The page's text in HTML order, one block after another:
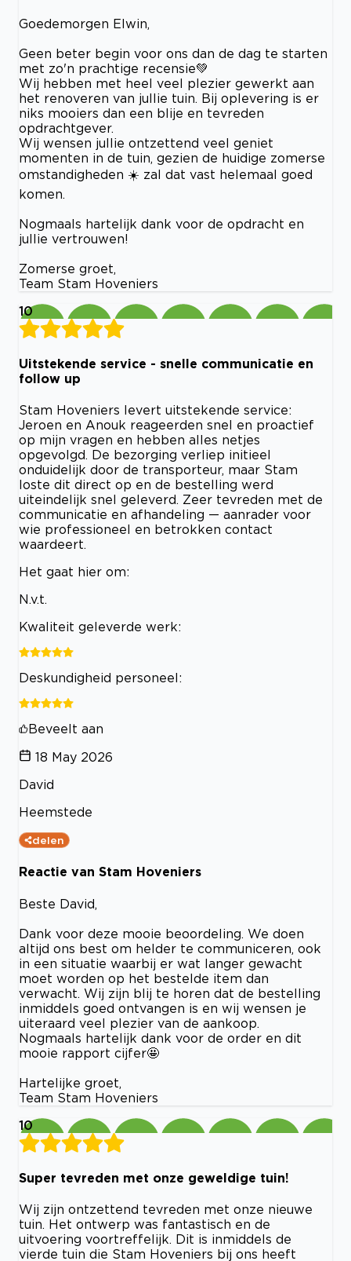
Goedemorgen Elwin,
Geen beter begin voor ons dan de dag te starten
met zo'n prachtige recensie💚
Wij hebben met heel veel plezier gewerkt aan
het renoveren van jullie tuin. Bij oplevering is er
niks mooiers dan een blije en tevreden
opdrachtgever.
Wij wensen jullie ontzettend veel geniet
momenten in de tuin, gezien de huidige zomerse
omstandigheden ☀️ zal dat vast helemaal goed
komen.
Nogmaals hartelijk dank voor de opdracht en
jullie vertrouwen!
Zomerse groet,
Team Stam Hoveniers
10
Uitstekende service - snelle communicatie en
follow up
Stam Hoveniers levert uitstekende service:
Jeroen en Anouk reageerden snel en proactief
op mijn vragen en hebben alles netjes
opgevolgd. De bezorging verliep initieel
onduidelijk door de transporteur, maar Stam
loste dit direct op en de bestelling werd
uiteindelijk snel geleverd. Zeer tevreden met de
communicatie en afhandeling — aanrader voor
wie professioneel en betrokken contact
waardeert.
Het gaat hier om:
N.v.t.
Kwaliteit geleverde werk:
Deskundigheid personeel:
Beveelt aan
18 May 2026
David
Heemstede
delen
Reactie van Stam Hoveniers
Beste David,
Dank voor deze mooie beoordeling. We doen
altijd ons best om helder te communiceren, ook
in een situatie waarbij er wat langer gewacht
moet worden op het bestelde item dan
verwacht. Wij zijn blij te horen dat de bestelling
inmiddels goed ontvangen is en wij wensen je
uiteraard veel plezier van de aankoop.
Nogmaals hartelijk dank voor de order en dit
mooie rapport cijfer🤩
Hartelijke groet,
Team Stam Hoveniers
10
Super tevreden met onze geweldige tuin!
Wij zijn ontzettend tevreden met onze nieuwe
tuin. Het ontwerp was fantastisch en de
uitvoering voortreffelijk. Dit is inmiddels de
vierde tuin die Stam Hoveniers bij ons heeft